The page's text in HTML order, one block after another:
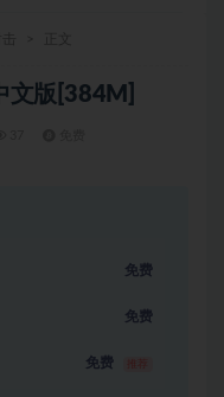
文版[384M]
免费
免费
免费